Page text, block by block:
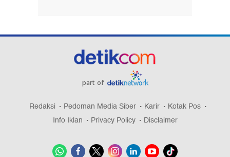
part of
Redaksi Pedoman Media Siber Karir
Kotak Pos
Info Iklan
Privacy Policy Disclaimer